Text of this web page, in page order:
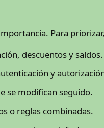
Para
descuentos y saldos.
y
se modifican seguido.
o reglas combinadas.